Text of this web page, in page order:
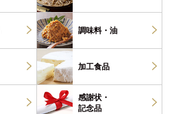
調味料・ 油
加工食品
感謝状・
記念品